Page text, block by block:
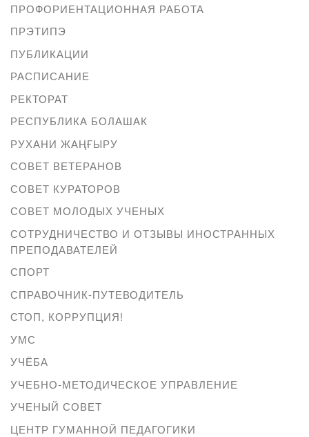
ПРОФОРИЕНТАЦИОННАЯ РАБОТА
ПРЭТИПЭ
ПУБЛИКАЦИИ
РАСПИСАНИЕ
РЕКТОРАТ
РЕСПУБЛИКА БОЛАШАК
РУХАНИ ЖАҢҒЫРУ
СОВЕТ ВЕТЕРАНОВ
СОВЕТ КУРАТОРОВ
СОВЕТ МОЛОДЫХ УЧЕНЫХ
СОТРУДНИЧЕСТВО И ОТЗЫВЫ ИНОСТРАННЫХ
ПРЕПОДАВАТЕЛЕЙ
СПОРТ
СПРАВОЧНИК-ПУТЕВОДИТЕЛЬ
СТОП, КОРРУПЦИЯ!
УМС
УЧЁБА
УЧЕБНО-МЕТОДИЧЕСКОЕ УПРАВЛЕНИЕ
УЧЕНЫЙ СОВЕТ
ЦЕНТР ГУМАННОЙ ПЕДАГОГИКИ